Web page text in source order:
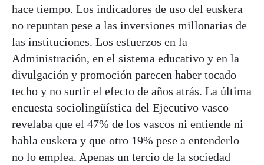
hace tiempo. Los indicadores de uso del euskera
no repuntan pese a las inversiones millonarias de
las instituciones. Los esfuerzos en la
Administración, en el sistema educativo y en la
divulgación y promoción parecen haber tocado
techo y no surtir el efecto de años atrás. La última
encuesta sociolingüística del Ejecutivo vasco
revelaba que el 47% de los vascos ni entiende ni
habla euskera y que otro 19% pese a entenderlo
no lo emplea. Apenas un tercio de la sociedad